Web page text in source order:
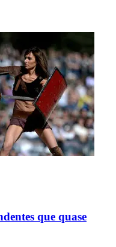
que quase